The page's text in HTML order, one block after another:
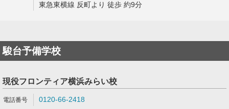
東急東横線 反町より 徒歩 約9分
駿台予備学校
現役フロンティア横浜みらい校
0120-66-2418